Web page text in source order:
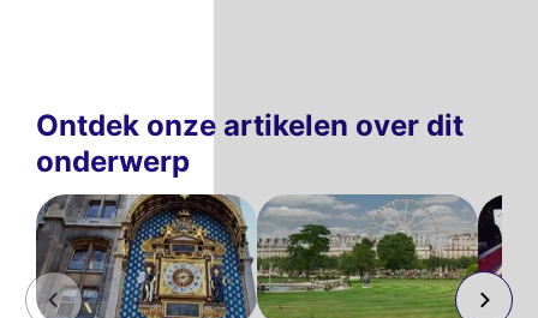
Ontdek onze artikelen over dit
onderwerp